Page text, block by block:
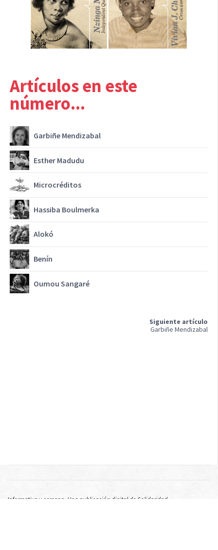
Artículos en este
número...
Garbiñe Mendizabal
Esther Madudu
Microcréditos
Hassiba Boulmerka
Alokó
Benín
Oumou Sangaré
Siguiente artículo
Garbiñe Mendizabal
Informativa y cercana. Una publicación digital de Solidaridad